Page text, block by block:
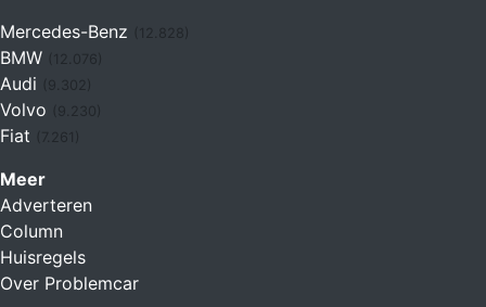
Mercedes-Benz
BMW (12.076)
Audi
Volvo
Fiat (7.261)
Meer
Adverteren
Column
Huisregels
Over Problemcar